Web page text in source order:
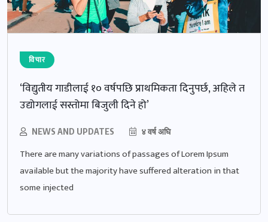
विचार
‘विद्युतीय गाडीलाई १० वर्षपछि प्राथमिकता दिनुपर्छ, अहिले त
उद्योगलाई सस्तोमा बिजुली दिने हो’
NEWS AND UPDATES ४ वर्ष अघि
There are many variations of passages of Lorem Ipsum
available but the majority have suffered alteration in that
some injected